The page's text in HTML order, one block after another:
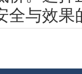
全与效果